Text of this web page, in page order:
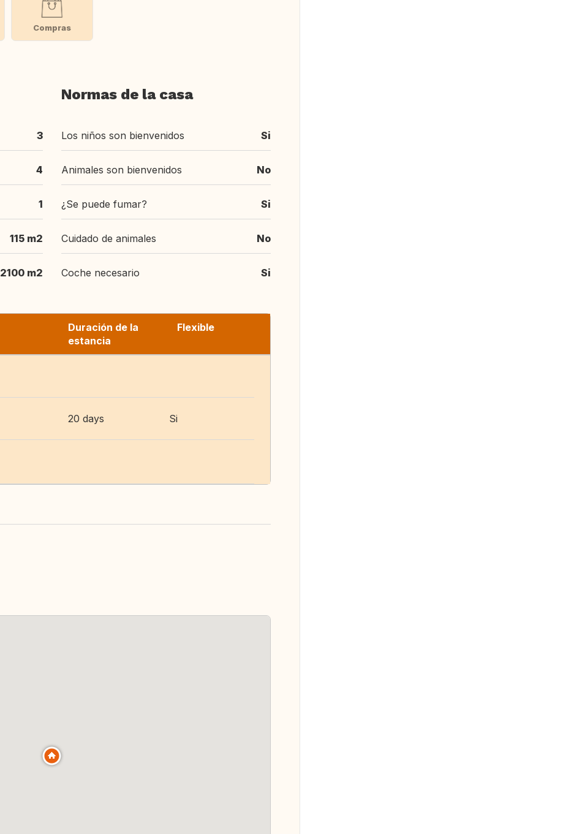
Compras
3
4
1
115 m2
2100 m2
Normas de la casa
Los niños son bienvenidos Si
Animales son bienvenidos No
¿Se puede fumar? Si
Cuidado de animales No
Coche necesario Si
Duración de la
estancia
Flexible
20 days Si